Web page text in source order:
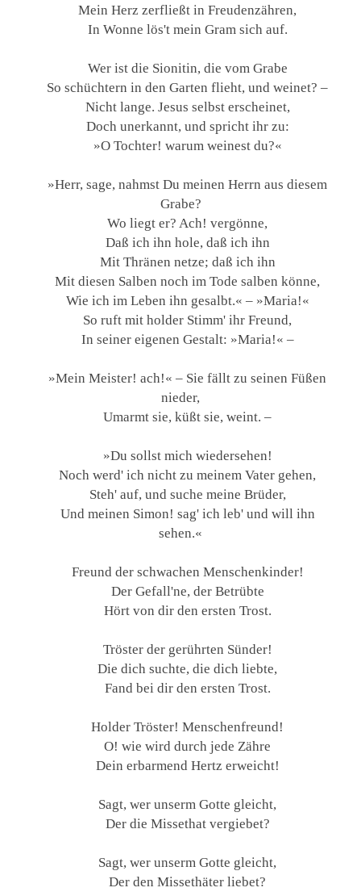
Mein Herz zerfließt in Freudenzähren,
In Wonne lös't mein Gram sich auf.
Wer ist die Sionitin, die vom Grabe
So schüchtern in den Garten flieht, und weinet? –
Nicht lange. Jesus selbst erscheinet,
Doch unerkannt, und spricht ihr zu:
»O Tochter! warum weinest du?«
»Herr, sage, nahmst Du meinen Herrn aus diesem
Grabe?
Wo liegt er? Ach! vergönne,
Daß ich ihn hole, daß ich ihn
Mit Thränen netze; daß ich ihn
Mit diesen Salben noch im Tode salben könne,
Wie ich im Leben ihn gesalbt.« – »Maria!«
So ruft mit holder Stimm' ihr Freund,
In seiner eigenen Gestalt: »Maria!« –
»Mein Meister! ach!« – Sie fällt zu seinen Füßen
nieder,
Umarmt sie, küßt sie, weint. –
»Du sollst mich wiedersehen!
Noch werd' ich nicht zu meinem Vater gehen,
Steh' auf, und suche meine Brüder,
Und meinen Simon! sag' ich leb' und will ihn
sehen.«
Freund der schwachen Menschenkinder!
Der Gefall'ne, der Betrübte
Hört von dir den ersten Trost.
Tröster der gerührten Sünder!
Die dich suchte, die dich liebte,
Fand bei dir den ersten Trost.
Holder Tröster! Menschenfreund!
O! wie wird durch jede Zähre
Dein erbarmend Hertz erweicht!
Sagt, wer unserm Gotte gleicht,
Der die Missethat vergiebet?
Sagt, wer unserm Gotte gleicht,
Der den Missethäter liebet?